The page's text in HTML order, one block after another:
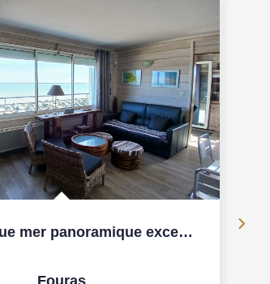
FOURAS Vue mer panoramique exceptionnelle !
Fouras